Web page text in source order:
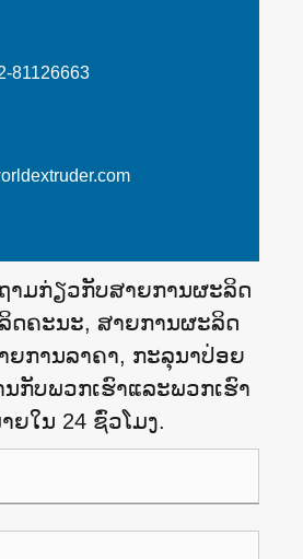
81126663
າມ​ກ່ຽວ​ກັບ​ສາຍ​ການ​ຜະ​ລິດ​
ດ​ຄະ​ນະ​, ສາຍ​ການ​ຜະ​ລິດ
ຍ​ການ​ລາ​ຄາ​, ກະ​ລຸ​ນາ​ປ່ອຍ​
ກັບ​ພວກ​ເຮົາ​ແລະ​ພວກ​ເຮົາ​
ໃນ 24 ຊົ່ວ​ໂມງ​.